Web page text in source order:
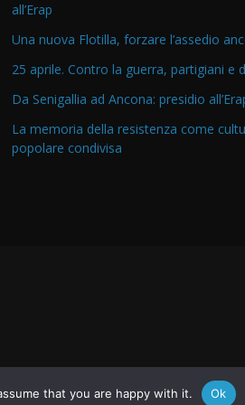
all’Erap
Una nuova Flotilla, forzare l’assedio
25 aprile. Contro la guerra, partigiani e
Da Senigallia ad Ancona: presidio
La memoria della resistenza come
popolare condivisa
that you are happy with it. Ok